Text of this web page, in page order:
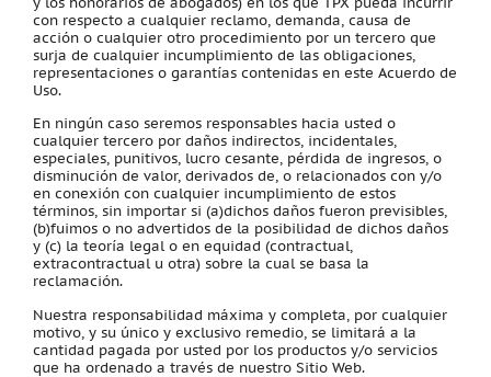
con respecto a cualquier reclamo, demanda, causa de
acción o cualquier otro procedimiento por un tercero que
surja de cualquier incumplimiento de las obligaciones,
representaciones o garantías contenidas en este Acuerdo de
Uso.
En ningún caso seremos responsables hacia usted o
cualquier tercero por daños indirectos, incidentales,
especiales, punitivos, lucro cesante, pérdida de ingresos, o
disminución de valor, derivados de, o relacionados con y/o
en conexión con cualquier incumplimiento de estos
términos, sin importar si (a)dichos daños fueron previsibles,
(b)fuimos o no advertidos de la posibilidad de dichos daños
y (c) la teoría legal o en equidad (contractual,
extracontractual u otra) sobre la cual se basa la
reclamación.
Nuestra responsabilidad máxima y completa, por cualquier
motivo, y su único y exclusivo remedio, se limitará a la
cantidad pagada por usted por los productos y/o servicios
que ha ordenado a través de nuestro Sitio Web.